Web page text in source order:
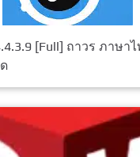
[Full] ถาวร ภาษา